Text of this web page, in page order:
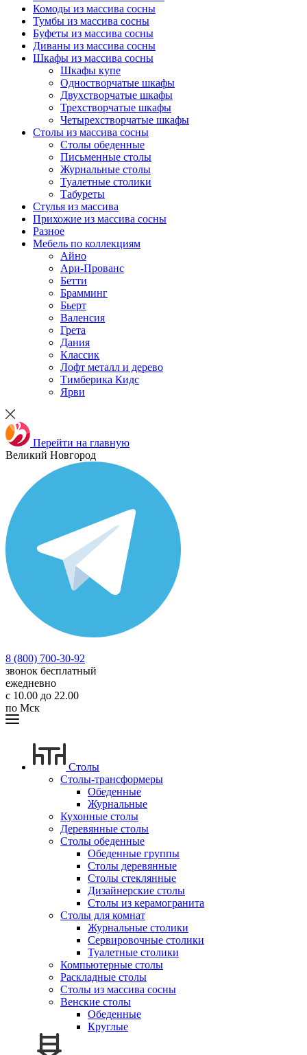
Комоды из массива сосны
Тумбы из массива сосны
Буфеты из массива сосны
Диваны из массива сосны
Шкафы из массива сосны
Шкафы купе
Одностворчатые шкафы
Двухстворчатые шкафы
Трехстворчатые шкафы
Четырехстворчатые шкафы
Столы из массива сосны
Столы обеденные
Письменные столы
Журнальные столы
Туалетные столики
Табуреты
Стулья из массива
Прихожие из массива сосны
Разное
Мебель по коллекциям
Айно
Ари-Прованс
Бетти
Брамминг
Бьерт
Валенсия
Грета
Дания
Классик
Лофт металл и дерево
Тимберика Кидс
Ярви
Перейти на главную
Великий Новгород
8 (800) 700-30-92
звонок бесплатный
ежедневно
с 10.00 до 22.00
по Мск
Столы
Столы-трансформеры
Обеденные
Журнальные
Кухонные столы
Деревянные столы
Столы обеденные
Обеденные группы
Столы деревянные
Столы стеклянные
Дизайнерские столы
Столы из керамогранита
Столы для комнат
Журнальные столики
Сервировочные столики
Туалетные столики
Компьютерные столы
Раскладные столы
Столы из массива сосны
Венские столы
Обеденные
Круглые